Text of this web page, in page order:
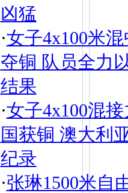
凶猛
·女子4x100米
夺铜 队员全力
结果
·女子4x100混
国获铜 澳大利
纪录
·张琳1500米自